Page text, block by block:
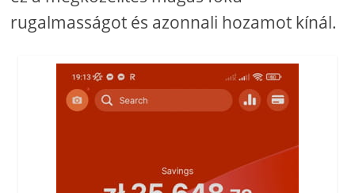
rugalmasságot és azonnali hozamot kínál.